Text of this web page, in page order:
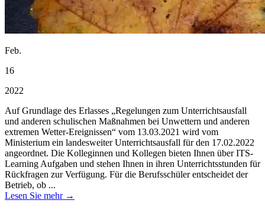
Feb.
16
2022
Auf Grundlage des Erlasses „Regelungen zum Unterrichtsausfall
und anderen schulischen Maßnahmen bei Unwettern und anderen
extremen Wetter-Ereignissen“ vom 13.03.2021 wird vom
Ministerium ein landesweiter Unterrichtsausfall für den 17.02.2022
angeordnet. Die Kolleginnen und Kollegen bieten Ihnen über ITS-
Learning Aufgaben und stehen Ihnen in ihren Unterrichtsstunden für
Rückfragen zur Verfügung. Für die Berufsschüler entscheidet der
Betrieb, ob ...
Lesen Sie mehr →